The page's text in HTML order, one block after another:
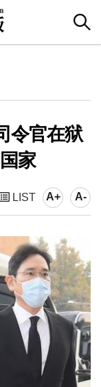
令官在狱
家
LIST A+ A-